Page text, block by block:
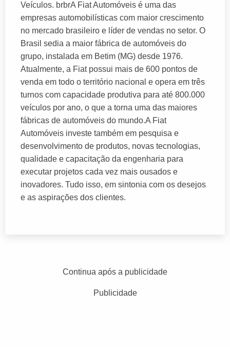
Veículos. brbrA Fiat Automóveis é uma das
empresas automobilísticas com maior crescimento
no mercado brasileiro e líder de vendas no setor. O
Brasil sedia a maior fábrica de automóveis do
grupo, instalada em Betim (MG) desde 1976.
Atualmente, a Fiat possui mais de 600 pontos de
venda em todo o território nacional e opera em três
turnos com capacidade produtiva para até 800.000
veículos por ano, o que a torna uma das maiores
fábricas de automóveis do mundo.A Fiat
Automóveis investe também em pesquisa e
desenvolvimento de produtos, novas tecnologias,
qualidade e capacitação da engenharia para
executar projetos cada vez mais ousados e
inovadores. Tudo isso, em sintonia com os desejos
e as aspirações dos clientes.
Continua após a publicidade
Publicidade